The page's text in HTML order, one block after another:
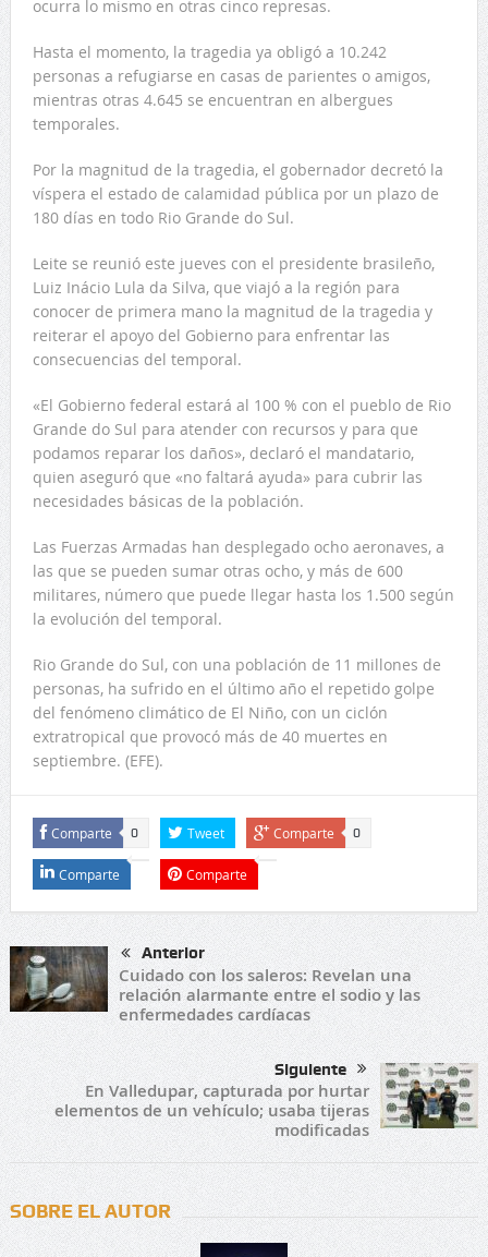
ocurra lo mismo en otras cinco represas.
Hasta el momento, la tragedia ya obligó a 10.242
personas a refugiarse en casas de parientes o amigos,
mientras otras 4.645 se encuentran en albergues
temporales.
Por la magnitud de la tragedia, el gobernador decretó la
víspera el estado de calamidad pública por un plazo de
180 días en todo Rio Grande do Sul.
Leite se reunió este jueves con el presidente brasileño,
Luiz Inácio Lula da Silva, que viajó a la región para
conocer de primera mano la magnitud de la tragedia y
reiterar el apoyo del Gobierno para enfrentar las
consecuencias del temporal.
«El Gobierno federal estará al 100 % con el pueblo de Rio
Grande do Sul para atender con recursos y para que
podamos reparar los daños», declaró el mandatario,
quien aseguró que «no faltará ayuda» para cubrir las
necesidades básicas de la población.
Las Fuerzas Armadas han desplegado ocho aeronaves, a
las que se pueden sumar otras ocho, y más de 600
militares, número que puede llegar hasta los 1.500 según
la evolución del temporal.
Rio Grande do Sul, con una población de 11 millones de
personas, ha sufrido en el último año el repetido golpe
del fenómeno climático de El Niño, con un ciclón
extratropical que provocó más de 40 muertes en
septiembre. (EFE).
Comparte 0 Tweet Comparte 0
Comparte Comparte
Anterior
Cuidado con los saleros: Revelan una
relación alarmante entre el sodio y las
enfermedades cardíacas
Siguiente
En Valledupar, capturada por hurtar
elementos de un vehículo; usaba tijeras
modificadas
SOBRE EL AUTOR